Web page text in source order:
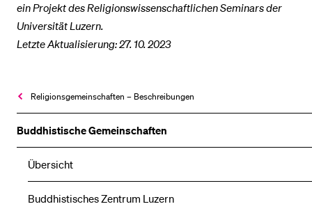
Religionsgemeinschaften – Beschreibungen
Buddhistische Gemeinschaften
Übersicht
Buddhistisches Zentrum Luzern
ein Projekt des Religionswissenschaftlichen Seminars der
Universität Luzern.
Letzte Aktualisierung: 27. 10. 2023